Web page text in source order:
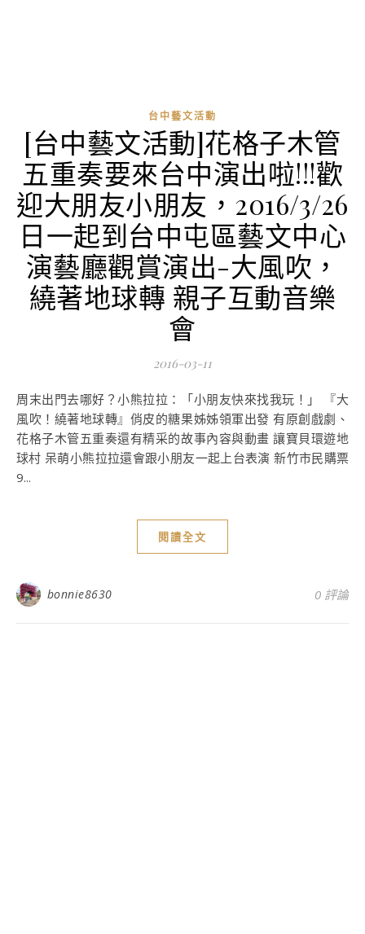
台中藝文活動
[台中藝文活動]花格子木管
五重奏要來台中演出啦!!!歡
迎大朋友小朋友，2016/3/26
日一起到台中屯區藝文中心
演藝廳觀賞演出-大風吹，
繞著地球轉 親子互動音樂
會
2016-03-11
周末出門去哪好？小熊拉拉：「小朋友快來找我玩！」 『大
風吹！繞著地球轉』俏皮的糖果姊姊領軍出發 有原創戲劇、
花格子木管五重奏還有精采的故事內容與動畫 讓寶貝環遊地
球村 呆萌小熊拉拉還會跟小朋友一起上台表演 新竹市民購票
9...
閱讀全文
bonnie8630 0 評論